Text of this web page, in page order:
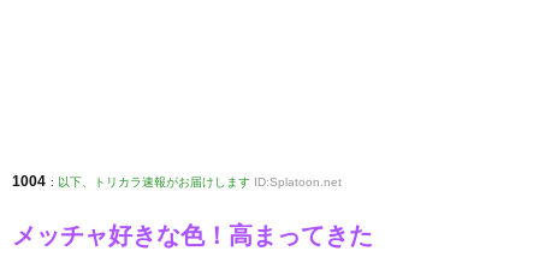
1004 : 以下、トリカラ速報がお届けします ID:Splatoon.net
メッチャ好きな色！高まってきた